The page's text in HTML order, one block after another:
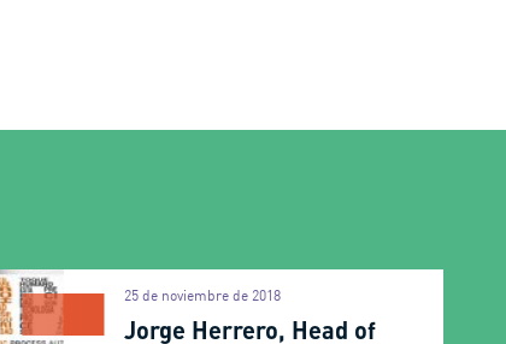
Jorge Herrero, Head of
25 de noviembre de 2018